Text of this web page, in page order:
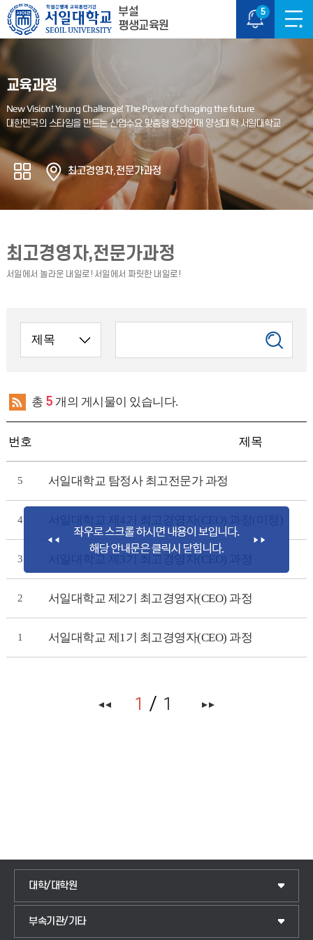
5
부설
평생교육원
교육과정
최고경영자,전문가과정
최고경영자,전문가과정
총 5 개의 게시물이 있습니다.
번호 제목
5 서일대학교 탐정사 최고전문가 과정
4
3
2 서일대학교 제2기 최고경영자(CEO) 과정
1 서일대학교 제1기 최고경영자(CEO) 과정
1 1
대학/대학원
IoT전자공학과
전기공학과
부속기관/기타
국제교류센터